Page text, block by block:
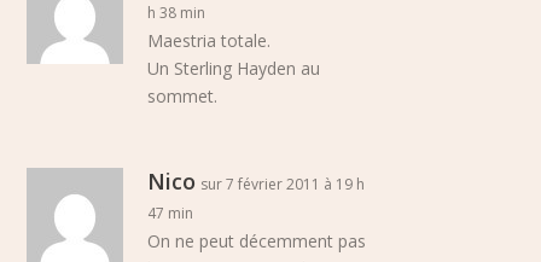
h 38 min
Maestria totale.
Un Sterling Hayden au
sommet.
Nico sur 7 février 2011 à 19 h
47 min
On ne peut décemment pas